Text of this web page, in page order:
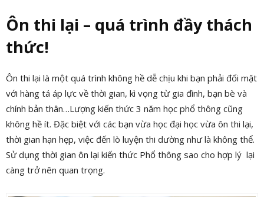
Ôn thi lại – quá trình đầy thách
thức!
Ôn thi lại là một quá trình không hề dễ chịu khi bạn phải đối mặt
với hàng tá áp lực về thời gian, kì vọng từ gia đình, bạn bè và
chính bản thân…Lượng kiến thức 3 năm học phổ thông cũng
không hề ít. Đặc biệt với các bạn vừa học đại học vừa ôn thi lại,
thời gian hạn hẹp, việc đến lò luyện thi dường như là không thể.
Sử dụng thời gian ôn lại kiến thức Phổ thông sao cho hợp lý lại
càng trở nên quan trọng.